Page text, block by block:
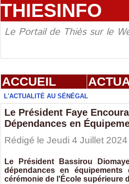
THIESINFO
Le Portail de Thiès sur le
ACCUEIL
L'ACTUALITÉ AU SÉNÉGAL
Le Président Faye
Dépendances en
Rédigé le Jeudi 4 Juillet
Le Président Bassirou
dépendances en
cérémonie de l'École supérieure